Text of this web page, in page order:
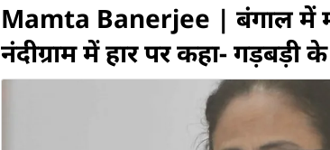
Mamta Banerjee | बंगाल में
नंदीग्राम में हार पर कहा- गड़बड़ी